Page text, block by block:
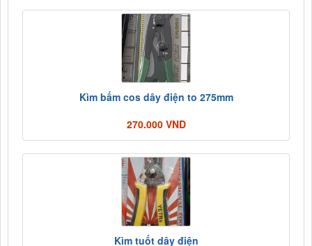
Kìm bấm cos dây điện to 275mm
270.000 VND
Kìm tuốt dây điện